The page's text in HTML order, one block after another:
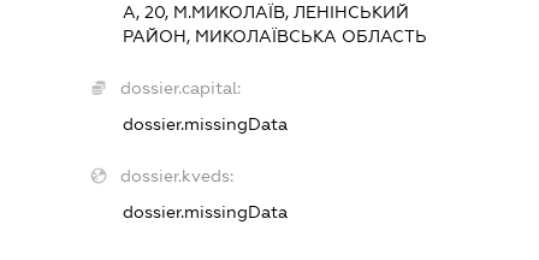
А, 20, М.МИКОЛАЇВ, ЛЕНІНСЬКИЙ
РАЙОН, МИКОЛАЇВСЬКА ОБЛАСТЬ
dossier.capital:
dossier.missingData
dossier.kveds:
dossier.missingData